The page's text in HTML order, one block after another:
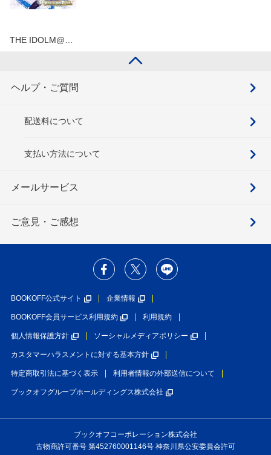
THE IDOLM@…
ヘルプ・ご質問
配送料について
支払い方法について
メールサービス
ご意見・ご感想
BOOKOFF公式サイト 企業情報
BOOKOFF会員サービス利用規約 利用規約
個人情報保護方針 ソーシャルメディアポリシー
カスタマーハラスメントに対する基本方針
特定商取引法に基づく表示 利用者情報の外部送信について
ブックオフグループホールディングス株式会社
ブックオフコーポレーション株式会社
古物商許可番号 第452760001146号 神奈川県公安委員会許可